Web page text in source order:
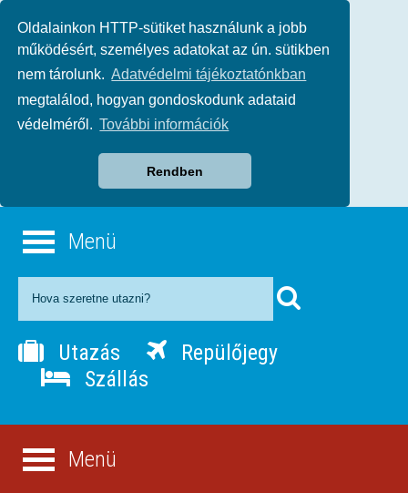
Oldalainkon HTTP-sütiket használunk a jobb
működésért, személyes adatokat az ún. sütikben
nem tárolunk. Adatvédelmi tájékoztatónkban
megtalálod, hogyan gondoskodunk adataid
védelméről. További információk
Rendben
Menü
Utazás
Repülőjegy
Szállás
Menü